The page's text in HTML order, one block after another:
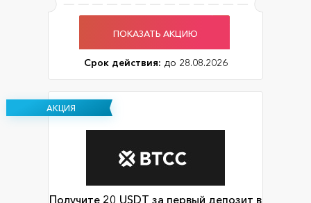
ПОКАЗАТЬ АКЦИЮ
Срок действия: до 28.08.2026
АКЦИЯ
Получите 20 USDT за первый депозит в